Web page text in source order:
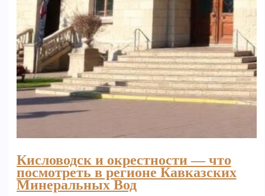
Кисловодск и окрестности — что
посмотреть в регионе Кавказских
Минеральных Вод